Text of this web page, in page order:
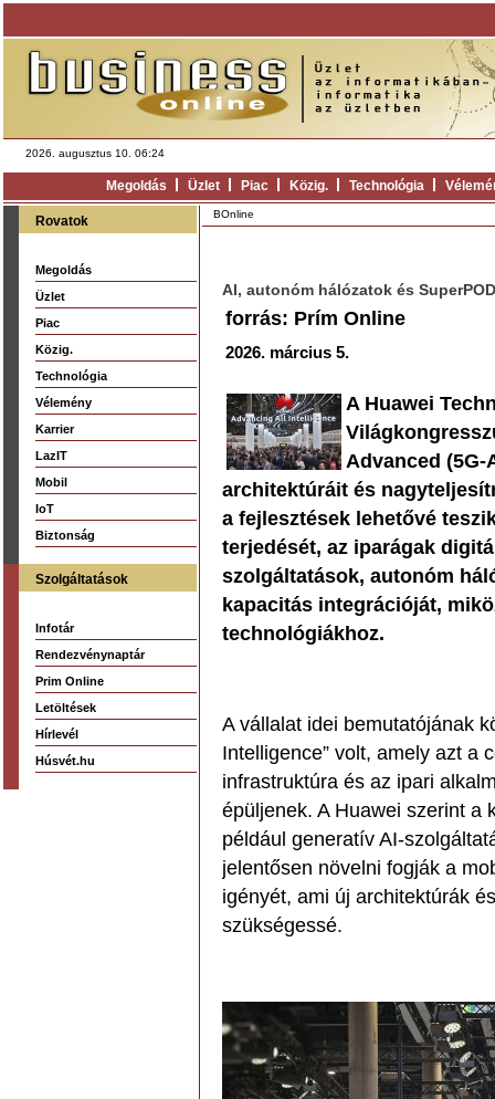
2026. augusztus 10. 06:24
Megoldás Üzlet Piac Közig. Technológia
Rovatok
Megoldás
Üzlet
Piac
Közig.
Technológia
Vélemény
Karrier
LazIT
Mobil
IoT
Biztonság
Szolgáltatások
Infotár
Rendezvénynaptár
Prim Online
Letöltések
Hírlevél
Húsvét.hu
BOnline
AI, autonóm hálózatok és
forrás: Prím Online
2026. március 5.
A Huawei
Advanced
architektúráit és
a fejlesztések lehetővé
terjedését, az iparágak
szolgáltatások, autonóm
kapacitás integrációját,
technológiákhoz.
A vállalat idei bemutatójának
Intelligence” volt, amely azt a
infrastruktúra és az ipari
épüljenek. A Huawei szerint a
például generatív AI-
jelentősen növelni fogják a
igényét, ami új architektúrák
szükségessé.